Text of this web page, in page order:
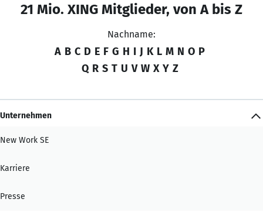
21 Mio. XING Mitglieder, von A bis Z
Nachname:
A B C D E F G H I J K L M N O P
Q R S T U V W X Y Z
Unternehmen
New Work SE
Karriere
Presse